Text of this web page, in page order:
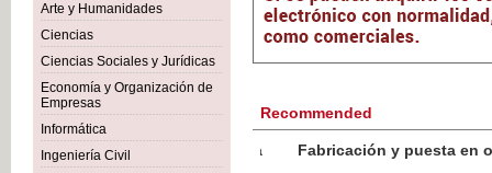
Arte y Humanidades
Ciencias
Ciencias Sociales y Jurídicas
Economía y Organización de
Empresas
Informática
Ingeniería Civil
Recommended
Botánica Agroalimentaria